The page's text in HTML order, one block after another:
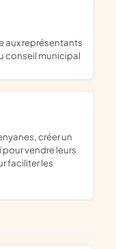
conseil municipal
vendre leurs
faciliter les